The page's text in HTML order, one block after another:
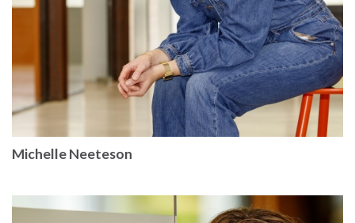
Michelle Neeteson